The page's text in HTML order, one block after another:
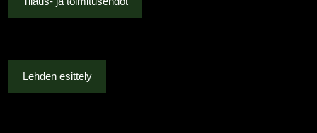
Lehden esittely